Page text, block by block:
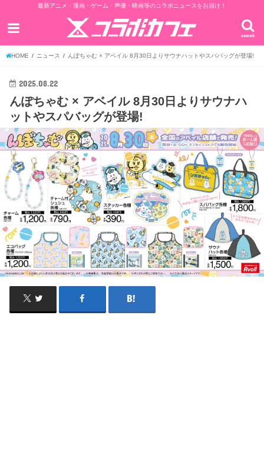
最新アニメ・漫画・ゲーム・声優・映画等のコラボニュースをお届け！
search
HOME ニュース んぽちゃむ × アベイル 8月30日よりサウナハットやスパバッグが登場!
2025.08.22
んぽちゃむ × アベイル 8月30日よりサウナハ
ットやスパバッグが登場!